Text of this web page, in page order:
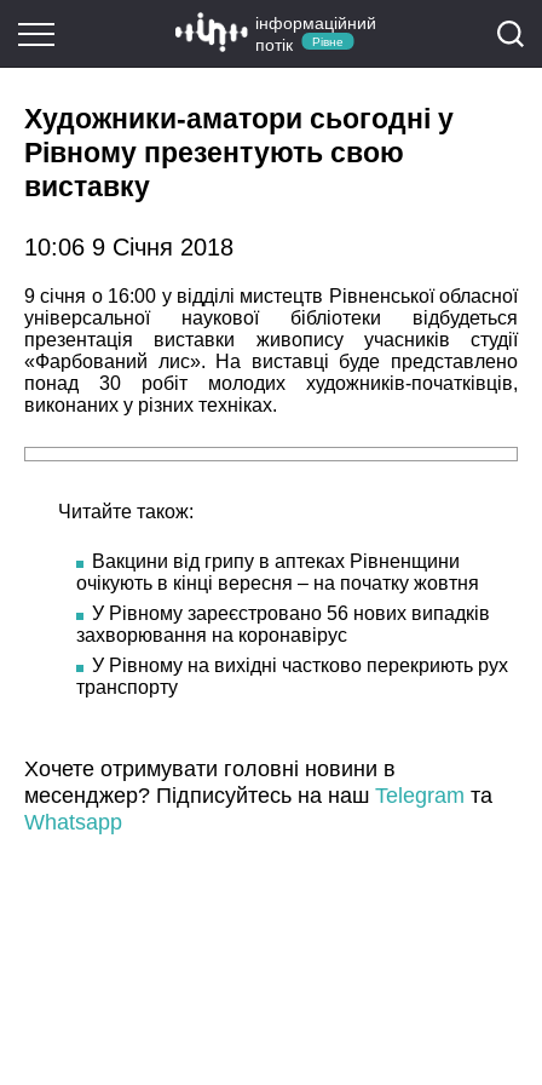
інформаційний
потік
Рівне
Художники-аматори сьогодні у
Рівному презентують свою
виставку
10:06 9 Січня 2018
9 січня о 16:00 у відділі мистецтв Рівненської обласної
універсальної наукової бібліотеки відбудеться
презентація виставки живопису учасників студії
«Фарбований лис». На виставці буде представлено
понад 30 робіт молодих художників-початківців,
виконаних у різних техніках.
Читайте також:
Вакцини від грипу в аптеках Рівненщини
очікують в кінці вересня – на початку жовтня
У Рівному зареєстровано 56 нових випадків
захворювання на коронавірус
У Рівному на вихідні частково перекриють рух
транспорту
Хочете отримувати головні новини в
месенджер? Підписуйтесь на наш Telegram та
Whatsapp